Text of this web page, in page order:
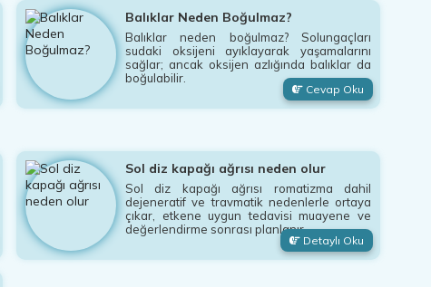
Balıklar Neden Boğulmaz?
Balıklar neden boğulmaz? Solungaçları
sudaki oksijeni ayıklayarak yaşamalarını
sağlar; ancak oksijen azlığında balıklar da
boğulabilir.
Cevap Oku
Sol diz kapağı ağrısı neden olur
Sol diz kapağı ağrısı romatizma dahil
dejeneratif ve travmatik nedenlerle ortaya
çıkar, etkene uygun tedavisi muayene ve
değerlendirme sonrası planlanır
Detaylı Oku